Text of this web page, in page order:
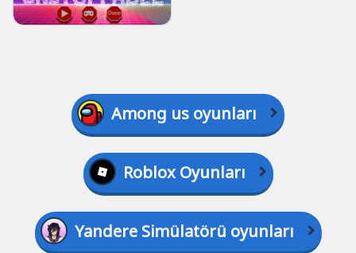
Among us oyunları
Roblox Oyunları
Yandere Simülatörü oyunları